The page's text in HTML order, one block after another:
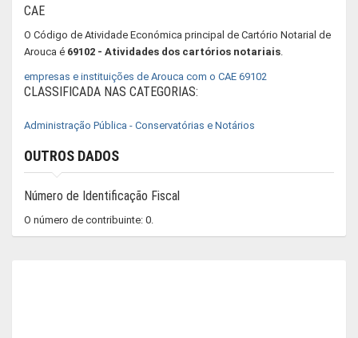
CAE
O Código de Atividade Económica principal de Cartório Notarial de
Arouca é 69102 - Atividades dos cartórios notariais.
empresas e instituições de Arouca com o CAE 69102
CLASSIFICADA NAS CATEGORIAS:
Administração Pública - Conservatórias e Notários
OUTROS DADOS
Número de Identificação Fiscal
O número de contribuinte: 0.